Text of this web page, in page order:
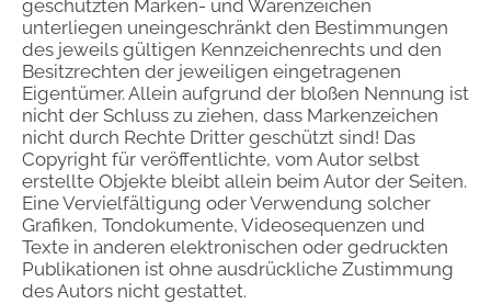
geschützten Marken- und Warenzeichen
unterliegen uneingeschränkt den Bestimmungen
des jeweils gültigen Kennzeichenrechts und den
Besitzrechten der jeweiligen eingetragenen
Eigentümer. Allein aufgrund der bloßen Nennung ist
nicht der Schluss zu ziehen, dass Markenzeichen
nicht durch Rechte Dritter geschützt sind! Das
Copyright für veröffentlichte, vom Autor selbst
erstellte Objekte bleibt allein beim Autor der Seiten.
Eine Vervielfältigung oder Verwendung solcher
Grafiken, Tondokumente, Videosequenzen und
Texte in anderen elektronischen oder gedruckten
Publikationen ist ohne ausdrückliche Zustimmung
des Autors nicht gestattet.